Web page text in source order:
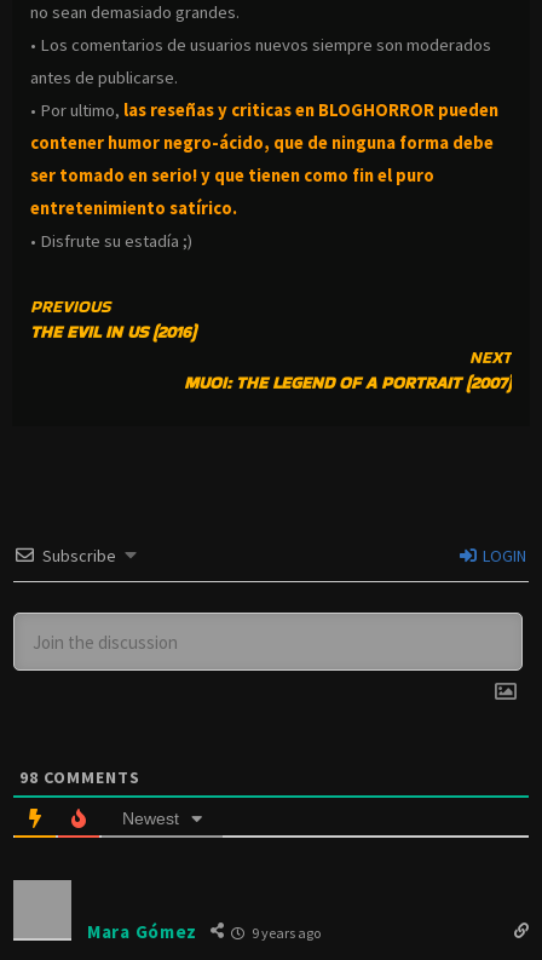
no sean demasiado grandes.
• Los comentarios de usuarios nuevos siempre son moderados
antes de publicarse.
• Por ultimo, las reseñas y criticas en BLOGHORROR pueden
contener humor negro-ácido, que de ninguna forma debe
ser tomado en serio! y que tienen como fin el puro
entretenimiento satírico.
• Disfrute su estadía ;)
CONTINUE
READING
PREVIOUS
THE EVIL IN US (2016)
NEXT
MUOI: THE LEGEND OF A PORTRAIT (2007)
Subscribe LOGIN
98 COMMENTS
Newest
Mara Gómez 9 years ago